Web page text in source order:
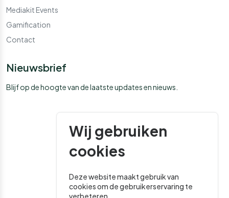
Wij gebruiken
cookies
Deze website maakt gebruik van
cookies om de gebruikerservaring te
verbeteren.
Mediakit Events
Gamification
Contact
Nieuwsbrief
Blijf op de hoogte van de laatste updates en nieuws.